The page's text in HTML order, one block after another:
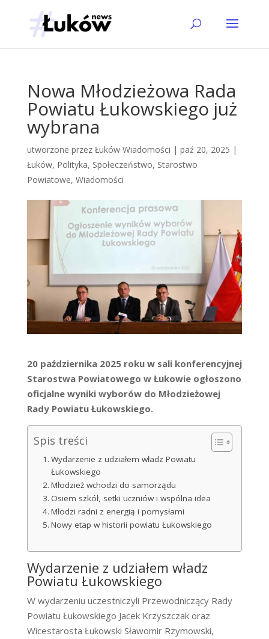
Nowa Młodzieżowa Rada
Powiatu Łukowskiego już
wybrana
utworzone przez Łuków Wiadomości | paź 20, 2025 |
Łuków, Polityka, Społeczeństwo, Starostwo
Powiatowe, Wiadomości
20 października 2025 roku w sali konferencyjnej
Starostwa Powiatowego w Łukowie ogłoszono
oficjalne wyniki wyborów do Młodzieżowej
Rady Powiatu Łukowskiego.
Spis treści
Wydarzenie z udziałem władz Powiatu
Łukowskiego
Młodzież wchodzi do samorządu
Osiem szkół, setki uczniów i wspólna idea
Młodzi radni z energią i pomysłami
Nowy etap w historii powiatu Łukowskiego
Wydarzenie z udziałem władz
Powiatu Łukowskiego
W wydarzeniu uczestniczyli Przewodniczący Rady
Powiatu Łukowskiego Jacek Krzyszczak oraz
Wicestarosta Łukowski Sławomir Rzymowski,